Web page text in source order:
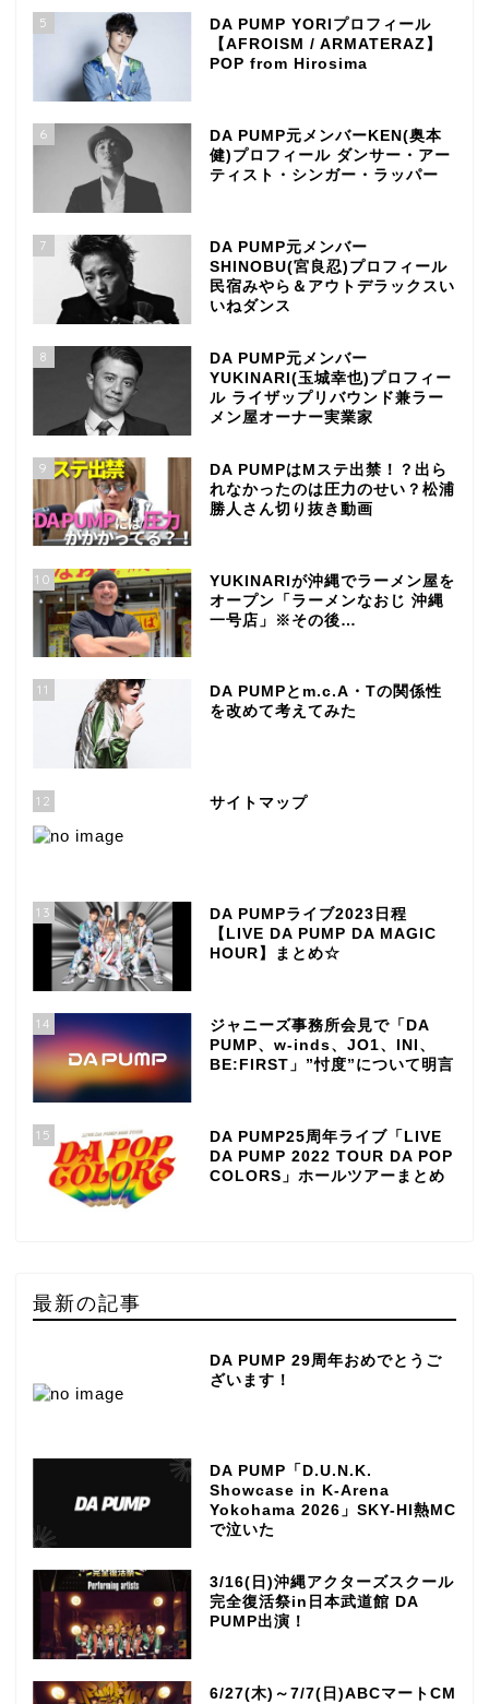
5
DA PUMP YORIプロフィール
【AFROISM / ARMATERAZ】
POP from Hirosima
6
DA PUMP元メンバーKEN(奥本
健)プロフィール ダンサー・アー
ティスト・シンガー・ラッパー
7
DA PUMP元メンバー
SHINOBU(宮良忍)プロフィール
民宿みやら＆アウトデラックスい
いねダンス
8
DA PUMP元メンバー
YUKINARI(玉城幸也)プロフィー
ル ライザップリバウンド兼ラー
メン屋オーナー実業家
9
DA PUMPはMステ出禁！？出ら
れなかったのは圧力のせい？松浦
勝人さん切り抜き動画
10
YUKINARIが沖縄でラーメン屋を
オープン「ラーメンなおじ 沖縄
一号店」※その後…
11
DA PUMPとm.c.A・Tの関係性
を改めて考えてみた
12 サイトマップ
13
DA PUMPライブ2023日程
【LIVE DA PUMP DA MAGIC
HOUR】まとめ☆
14
ジャニーズ事務所会見で「DA
PUMP、w-inds、JO1、INI、
BE:FIRST」”忖度”について明言
15
DA PUMP25周年ライブ「LIVE
DA PUMP 2022 TOUR DA POP
COLORS」ホールツアーまとめ
最新の記事
DA PUMP 29周年おめでとうご
ざいます！
DA PUMP「D.U.N.K.
Showcase in K-Arena
Yokohama 2026」SKY-HI熱MC
で泣いた
3/16(日)沖縄アクターズスクール
完全復活祭in日本武道館 DA
PUMP出演！
6/27(木)～7/7(日)ABCマートCM